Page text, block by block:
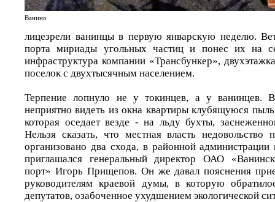
Ванино
лицезрели ванинцы в первую январскую неделю.
порта мириады угольных частиц и понес их на
инфраструктура компании «Трансбункер»,
поселок с двухтысячным населением.
Терпение лопнуло не у токинцев, а у ванинцев.
неприятно видеть из окна квартиры клубящуюся
которая оседает везде - на льду бухты,
Нельзя сказать, что местная власть недовольство
организовано два схода, в районной
приглашался генеральный директор ОАО
порт» Игорь Прищепов. Он же давал пояснения
руководителям краевой думы, в которую
депутатов, озабоченное ухудшением экологической